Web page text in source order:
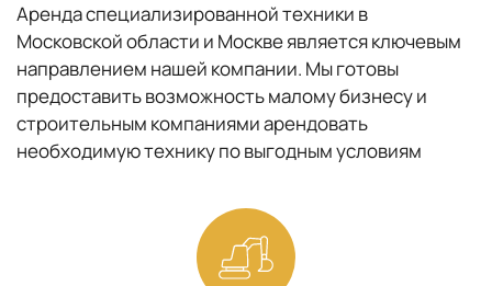
Аренда специализированной техники в
Московской области и Москве является ключевым
направлением нашей компании. Мы готовы
предоставить возможность малому бизнесу и
строительным компаниями арендовать
необходимую технику по выгодным условиям